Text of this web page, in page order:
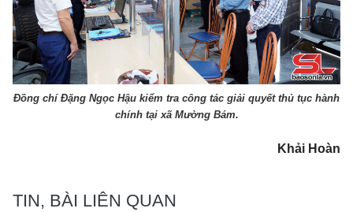
Đồng chí Đặng Ngọc Hậu kiểm tra công tác giải quyết thủ tục hành
chính tại xã Mường Bám.
Khải Hoàn
TIN, BÀI LIÊN QUAN